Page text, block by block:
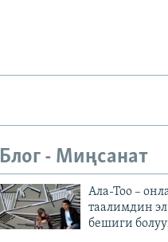
Блог - Миңсанат
Ала-Тоо –
таалимдин
бешиги